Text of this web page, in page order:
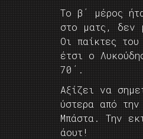
Το β΄ μέρος
στο ματς, δεν
Οι παίκτες
έτσι ο
70΄.
Αξίζει να
ύστερα από
Μπάστα. Την
άουτ!